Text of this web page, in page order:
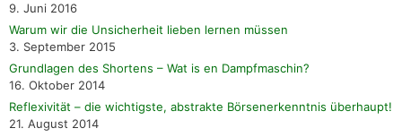
9. Juni 2016
Warum wir die Unsicherheit lieben lernen müssen
3. September 2015
Grundlagen des Shortens – Wat is en Dampfmaschin?
16. Oktober 2014
Reflexivität – die wichtigste, abstrakte Börsenerkenntnis überhaupt!
21. August 2014